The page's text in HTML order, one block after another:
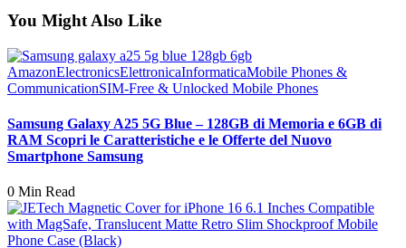
You Might Also Like
AmazonElectronicsElettronicaInformaticaMobile Phones &
CommunicationSIM-Free & Unlocked Mobile Phones
Samsung Galaxy A25 5G Blue – 128GB di Memoria e 6GB di
RAM Scopri le Caratteristiche e le Offerte del Nuovo
Smartphone Samsung
0 Min Read